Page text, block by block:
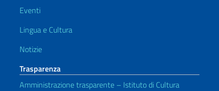
Eventi
Lingua e Cultura
Notizie
Trasparenza
Amministrazione trasparente – Istituto di Cultura